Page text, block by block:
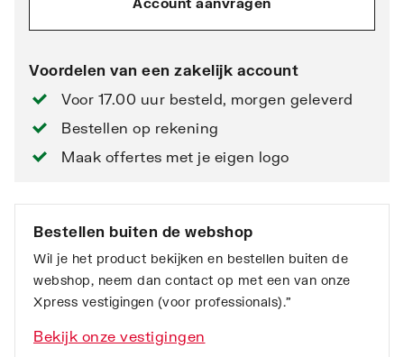
Voordelen van een zakelijk account
Voor 17.00 uur besteld, morgen geleverd
Bestellen op rekening
Maak offertes met je eigen logo
Bestellen buiten de webshop
Wil je het product bekijken en bestellen buiten de
webshop, neem dan contact op met een van onze
Xpress vestigingen (voor professionals).”
Bekijk onze vestigingen